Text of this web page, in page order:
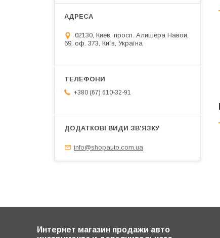
02130, Киев, просп. Алишера Навои,
69, оф. 373, Київ, Україна
+380 (67) 610-32-91
info@shopauto.com.ua
Интернет магазин продажи авто